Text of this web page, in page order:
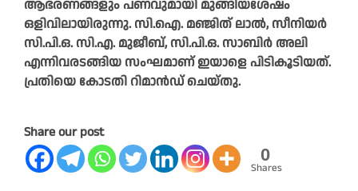
ആഭരണങ്ങളും പണവുമായി മുങ്ങിയശേഷം
ഒളിവിലായിരുന്നു. സി.ഐ. മഞ്ജിത് ലാൽ, സീനിയർ
സി.പി.ഒ. സി.എ. മുജീബ്, സി.പി.ഒ. സാബിർ അലി
എന്നിവരടങ്ങിയ സംഘമാണ് ഇയാളെ പിടികൂടിയത്.
പ്രതിയെ കോടതി റിമാൻഡ്‌ ചെയ്തു.
Share our post
0
Shares